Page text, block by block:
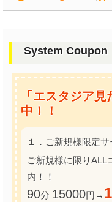
System Coupon
「エスタジア
中！！
１．ご新規様限定サ
ご新規様に限りALL
内！！
90分 15000円→